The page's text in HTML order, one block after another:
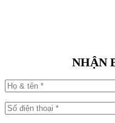
NHẬN